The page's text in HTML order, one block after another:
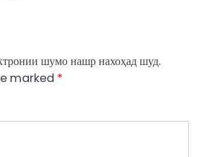
шумо нашр нахоҳад шуд.
marked *